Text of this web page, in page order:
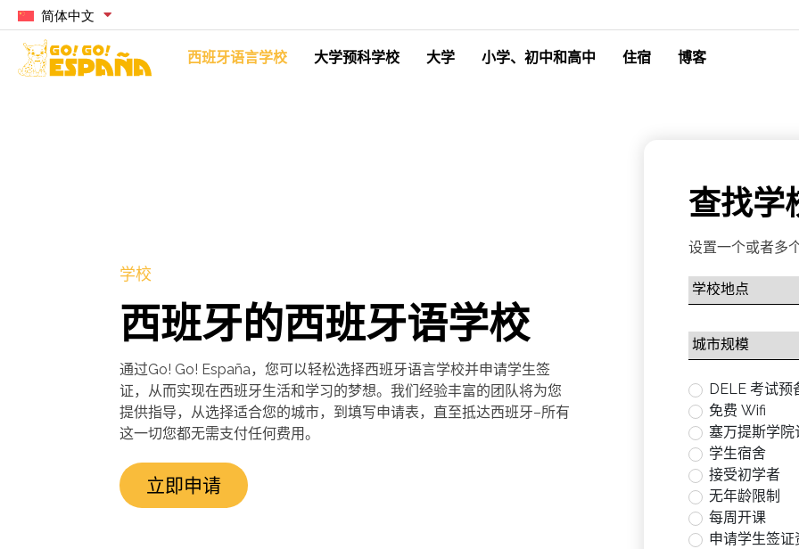
简体中文
西班牙语言学校 大学预科学校 大学 小学、初中和高中 住宿 博客
学校
西班牙的西班牙语学校
通过Go! Go! España，您可以轻松选择西班牙语言学校并申请学生签
证，从而实现在西班牙生活和学习的梦想。我们经验丰富的团队将为您
提供指导，从选择适合您的城市，到填写申请表，直至抵达西班牙–所有
这一切您都无需支付任何费用。
立即申请
查找学
设置一个或者多
DELE 考试预
免费 Wifi
塞万提斯学院
学生宿舍
接受初学者
无年龄限制
每周开课
申请学生签证